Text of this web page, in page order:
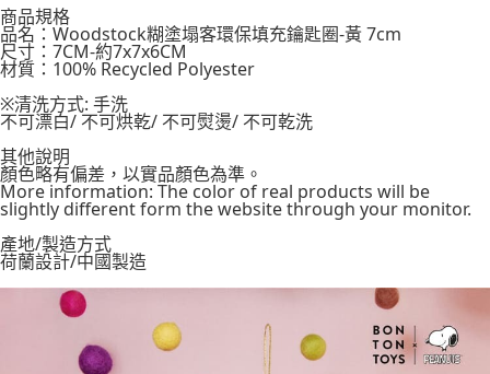
付款後全家取貨
每筆NT$85，滿NT$999(含以上)免運費
付款後萊爾富取貨
每筆NT$100，滿NT$999(含以上)免運費
7-11取貨付款
每筆NT$85，滿NT$999(含以上)免運費
付款後7-11取貨
每筆NT$85，滿NT$999(含以上)免運費
每筆NT$85，滿NT$999(含以上)免運費
商品規格
品名：Woodstock糊塗塌客環保填充鑰匙圈-黃 7cm
尺寸：7CM-約7x7x6CM
材質：100% Recycled Polyester
※清洗方式: 手洗
不可漂白/ 不可烘乾/ 不可熨燙/ 不可乾洗
其他說明
顏色略有偏差，以實品顏色為準。
More information: The color of real products will be
slightly different form the website through your monitor.
產地/製造方式
荷蘭設計/中國製造